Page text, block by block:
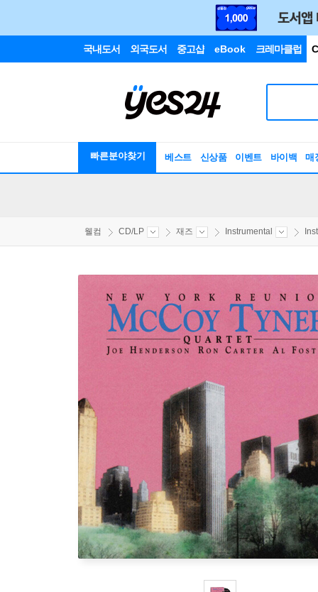
국내도서 외국도서 중고샵 eBook 크레마클럽
빠른분야찾기 베스트 신상품 이벤트 바이백 매
웰컴 CD/LP 재즈 Instrumental